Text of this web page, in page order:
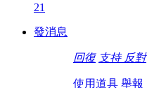
21
發消息
回復 支持 反對
使用道具 舉報